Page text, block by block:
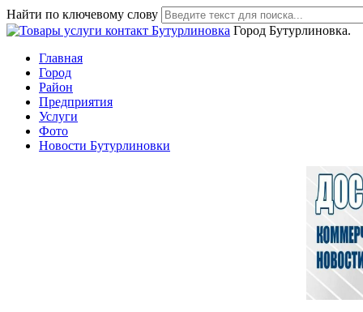
Найти по ключевому слову
Город Бутурлиновка.
Главная
Город
Район
Предприятия
Услуги
Фото
Новости Бутурлиновки